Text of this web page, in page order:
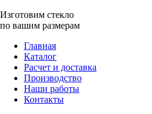
Изготовим стекло
по вашим размерам
Главная
Каталог
Расчет и доставка
Производство
Наши работы
Контакты